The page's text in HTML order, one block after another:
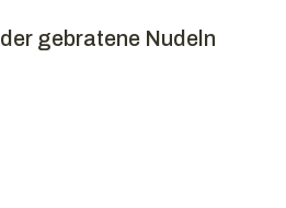
gebratene Nudeln